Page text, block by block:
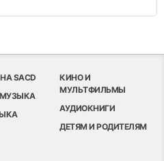
SACD
МУЗЫКА
КИНО И
МУЛЬТФИЛЬМЫ
АУДИОКНИГИ
ДЕТЯМ И РОДИТЕЛЯМ